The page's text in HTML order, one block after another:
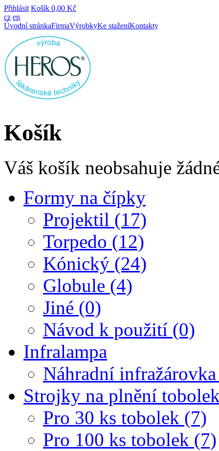
Přihlásit Košík 0,00 Kč
cz en
Úvodní stránkaFirmaVýrobkyKe staženíKontakty
Košík
Váš košík neobsahuje
Formy na čípky
Projektil (17)
Torpedo (12)
Kónický (24)
Globule (4)
Jiné (0)
Návod k použití (0)
Infralampa
Náhradní
Strojky na plnění
Pro 30 ks tobolek (7)
Pro 100 ks tobolek (7)